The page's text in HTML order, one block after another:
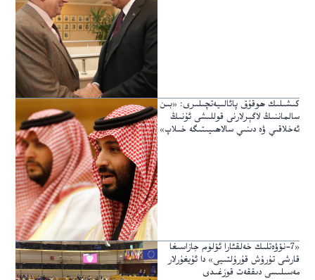
كىشىلىك ھوقۇق پائالىيەتچىلىرى: «بىن
سالماننىڭ لاگېرلارنى قوللىشى ئۇنىڭ
ئەخلاقىي ۋە دىنىي سالاھىيىتىگە خىلاپ»
«7-نۆۋەتلىك خەلقئارا ئۆلۈم جازاسىغا
قارشى تۇرۇش قۇرۇلتىيى» دا ئۇيغۇرلار
مەسىلىسى دىققەت قوزغىدى